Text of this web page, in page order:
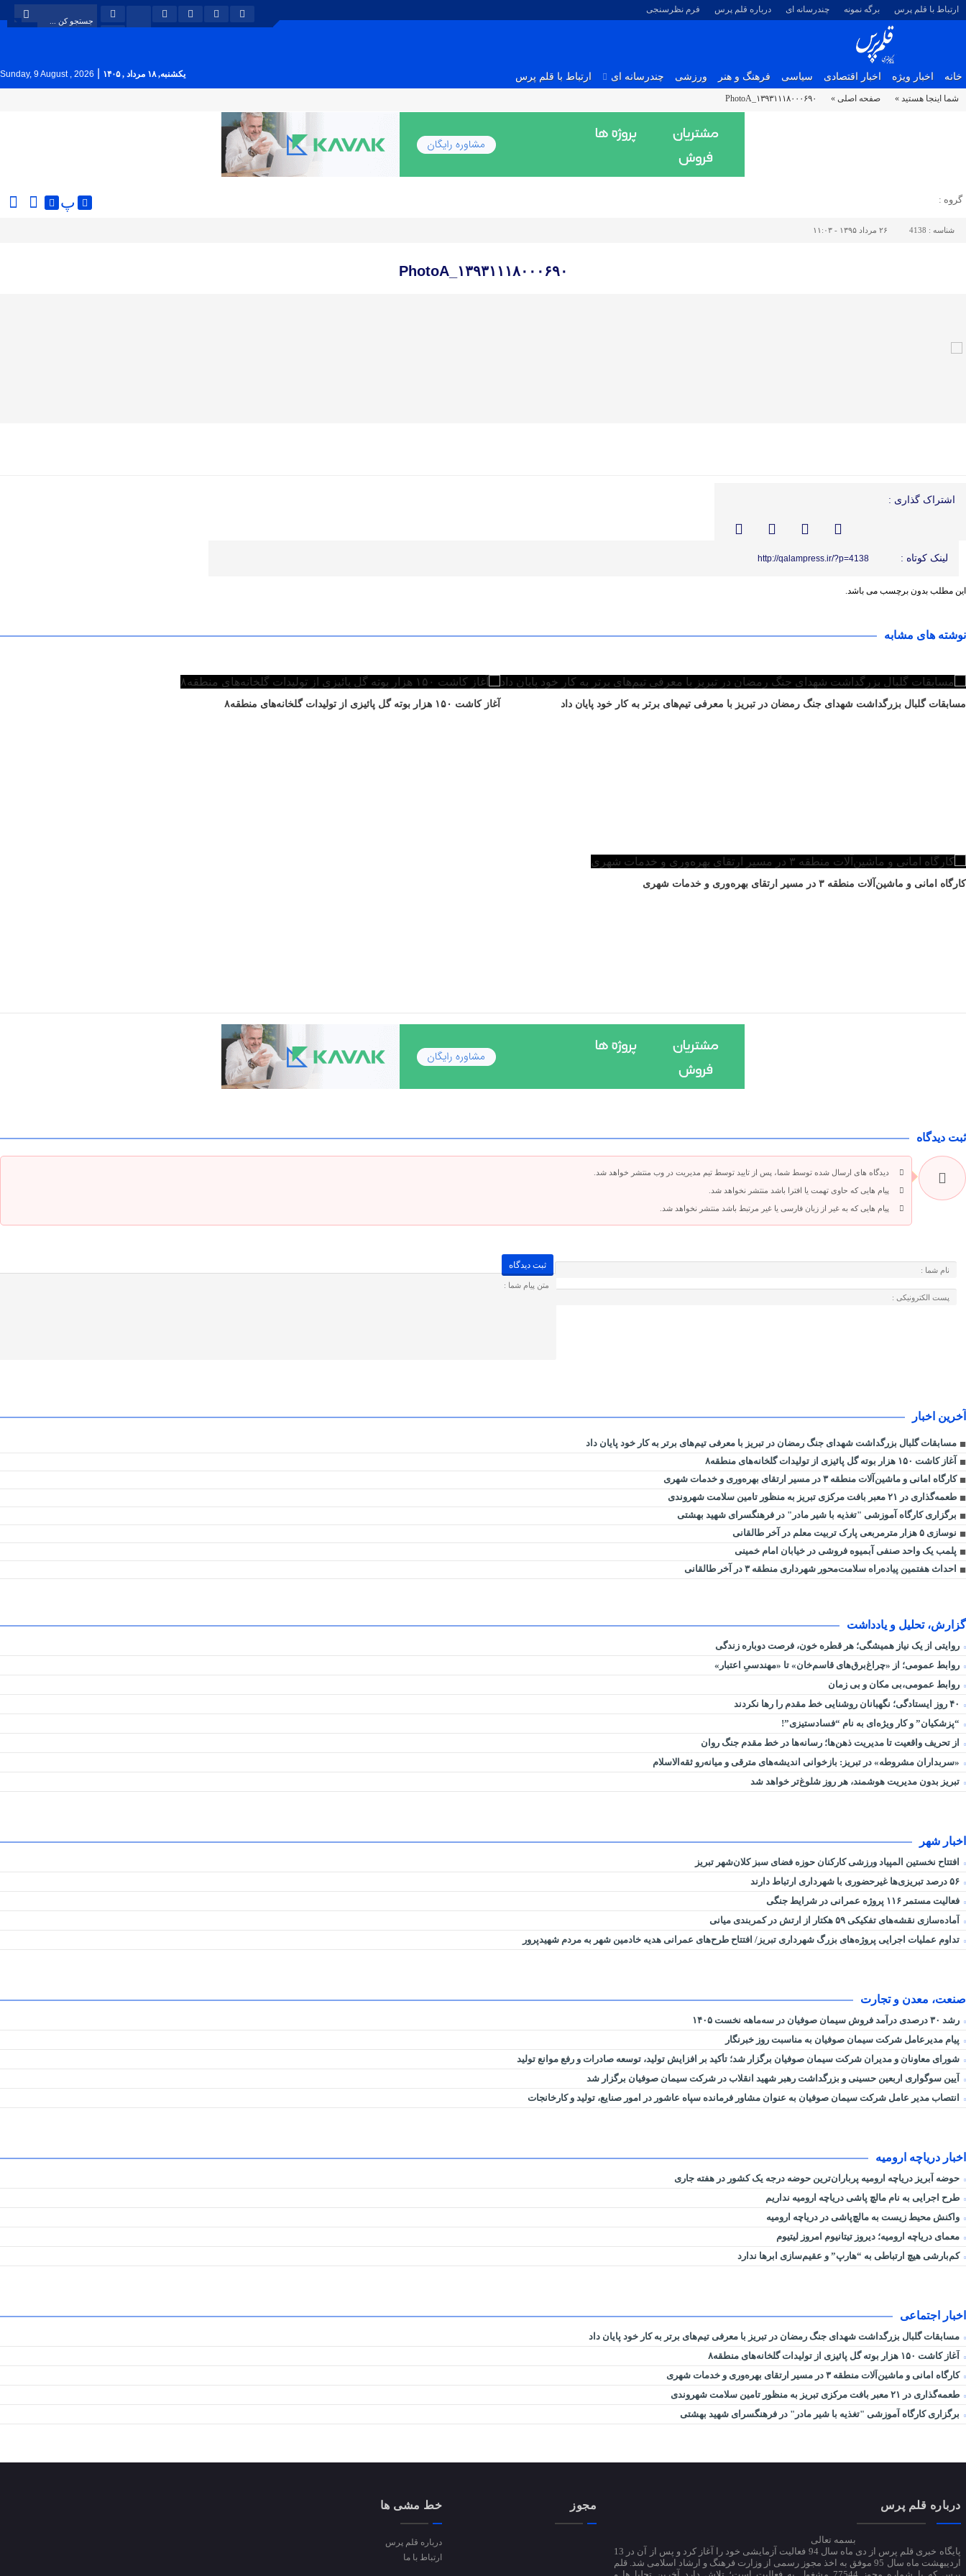
ارتباط با قلم پرس برگه نمونه چندرسانه ای درباره قلم پرس فرم نظرسنجی
خانه اخبار ویژه اخبار اقتصادی سیاسی فرهنگ و هنر ورزشی چندرسانه ای ارتباط با قلم پرس یکشنبه, ۱۸ مرداد , ۱۴۰۵ Sunday, 9 August , 2026
شما اینجا هستید » صفحه اصلی » ۱۳۹۳۱۱۱۸۰۰۰۶۹۰_PhotoA
گروه : پ
شناسه : 4138 ۲۶ مرداد ۱۳۹۵ - ۱۱:۰۳
۱۳۹۳۱۱۱۸۰۰۰۶۹۰_PhotoA
اشتراک گذاری :
لینک کوتاه : http://qalampress.ir/?p=4138
این مطلب بدون برچسب می باشد.
نوشته های مشابه
مسابقات گلبال بزرگداشت شهدای جنگ رمضان در تبریز با معرفی تیم‌های برتر به کار خود پایان داد آغاز کاشت ۱۵۰ هزار بوته گل پائیزی از تولیدات گلخانه‌های منطقه۸
کارگاه امانی و ماشین‌آلات منطقه ۳ در مسیر ارتقای بهره‌وری و خدمات شهری
ثبت دیدگاه
دیدگاه های ارسال شده توسط شما، پس از تایید توسط تیم مدیریت در وب منتشر خواهد شد.
پیام هایی که حاوی تهمت یا افترا باشد منتشر نخواهد شد.
پیام هایی که به غیر از زبان فارسی یا غیر مرتبط باشد منتشر نخواهد شد.
آخرین اخبار
مسابقات گلبال بزرگداشت شهدای جنگ رمضان در تبریز با معرفی تیم‌های برتر به کار خود پایان داد
آغاز کاشت ۱۵۰ هزار بوته گل پائیزی از تولیدات گلخانه‌های منطقه۸
کارگاه امانی و ماشین‌آلات منطقه ۳ در مسیر ارتقای بهره‌وری و خدمات شهری
طعمه‌گذاری در ۲۱ معبر بافت مرکزی تبریز به منظور تامین سلامت شهروندی
برگزاری کارگاه آموزشی "تغذیه با شیر مادر" در فرهنگسرای شهید بهشتی
نوسازی ۵ هزار مترمربعی پارک تربیت معلم در آخر طالقانی
پلمب یک واحد صنفی آبمیوه فروشی در خیابان امام خمینی
احداث هفتمین پیاده‌راه سلامت‌محور شهرداری منطقه ۳ در آخر طالقانی
گزارش، تحلیل و یادداشت
روایتی از یک نیاز همیشگی؛ هر قطره خون، فرصت دوباره زندگی
روابط عمومی؛ از «چراغ‌برق‌های قاسم‌خان» تا «مهندسیِ اعتبار»
روابط عمومی،بی مکان و بی زمان
“پزشکیان” و کار ویژه‌ای به نام “فسادستیزی”!
از تحریف واقعیت تا مدیریت ذهن‌ها؛ رسانه‌ها در خط مقدم جنگ روان
«سربداران مشروطه» در تبریز: بازخوانی اندیشه‌های مترقی و میانه‌رو ثقه‌الاسلام
تبریز بدون مدیریت هوشمند، هر روز شلوغ‌تر خواهد شد
اخبار شهر
افتتاح نخستین المپیاد ورزشی کارکنان حوزه فضای سبز کلان‌شهر تبریز
فعالیت مستمر ۱۱۶ پروژه عمرانی در شرایط جنگی
آماده‌سازی نقشه‌های تفکیکی ۵۹ هکتار از ارتش در کمربندی میانی
تداوم عملیات اجرایی پروژه‌های بزرگ شهرداری تبریز/ افتتاح طرح‌های عمرانی هدیه خادمین شهر به مردم شهیدپرور
صنعت، معدن و تجارت
رشد ۳۰ درصدی درآمد فروش سیمان صوفیان در سه‌ماهه نخست ۱۴۰۵
پیام مدیرعامل شرکت سیمان صوفیان به مناسبت روز خبرنگار
شورای معاونان و مدیران شرکت سیمان صوفیان برگزار شد؛ تأکید بر افزایش تولید، توسعه صادرات و رفع موانع تولید
آیین سوگواری اربعین حسینی و بزرگداشت رهبر شهید انقلاب در شرکت سیمان صوفیان برگزار شد
انتصاب مدیر عامل شرکت سیمان صوفیان به عنوان مشاور فرمانده سپاه عاشور در امور صنایع، تولید و کارخانجات
اخبار دریاچه ارومیه
حوضه آبریز دریاچه ارومیه پرباران‌ترین حوضه‌ درجه یک کشور در هفته جاری
طرح اجرایی به نام مالچ پاشی دریاچه ارومیه نداریم
واکنش محیط زیست به مالچ‌پاشی در دریاچه ارومیه
معمای دریاچه ارومیه؛ دیروز تیتانیوم امروز لیتیوم
کم‌بارشی هیچ ارتباطی به “هارپ” و عقیم‌سازی ابرها ندارد
اخبار اجتماعی
مسابقات گلبال بزرگداشت شهدای جنگ رمضان در تبریز با معرفی تیم‌های برتر به کار خود پایان داد
آغاز کاشت ۱۵۰ هزار بوته گل پائیزی از تولیدات گلخانه‌های منطقه۸
کارگاه امانی و ماشین‌آلات منطقه ۳ در مسیر ارتقای بهره‌وری و خدمات شهری
طعمه‌گذاری در ۲۱ معبر بافت مرکزی تبریز به منظور تامین سلامت شهروندی
برگزاری کارگاه آموزشی "تغذیه با شیر مادر" در فرهنگسرای شهید بهشتی
درباره قلم پرس
بسمه تعالی
پایگاه خبری قلم پرس از دی ماه سال 94 فعالیت آزمایشی خود را آغاز کرد و پس از آن در 13
اردیبهشت ماه سال 95 موفق به اخذ مجوز رسمی از وزارت فرهنگ و ارشاد اسلامی شد. قلم
مجوز خط مشی ها
درباره قلم پرس
ارتباط با ما